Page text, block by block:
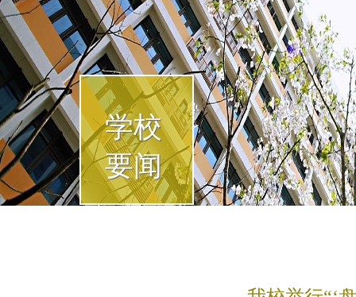
学校
要闻